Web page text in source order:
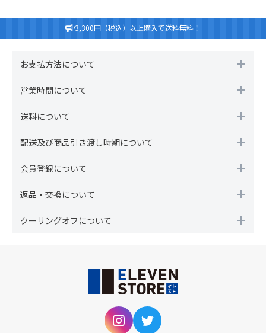
3,300円（税込）以上購入で送料無料！
お支払方法について
営業時間について
送料について
配送及び商品引き渡し時期について
会員登録について
返品・交換について
クーリングオフについて